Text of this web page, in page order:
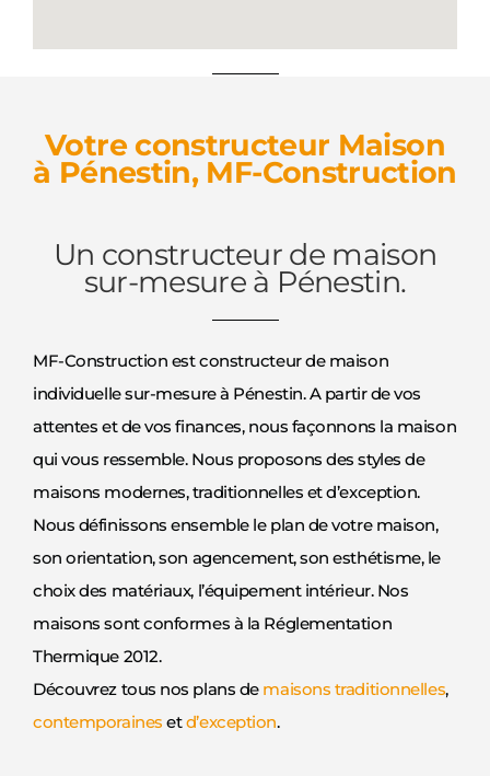
Votre constructeur Maison
à Pénestin, MF-Construction
Un constructeur de maison
sur-mesure à Pénestin.
MF-Construction est constructeur de maison
individuelle sur-mesure à Pénestin. A partir de vos
attentes et de vos finances, nous façonnons la maison
qui vous ressemble. Nous proposons des styles de
maisons modernes, traditionnelles et d’exception.
Nous définissons ensemble le plan de votre maison,
son orientation, son agencement, son esthétisme, le
choix des matériaux, l’équipement intérieur. Nos
maisons sont conformes à la Réglementation
Thermique 2012.
Découvrez tous nos plans de maisons traditionnelles,
contemporaines etd’exception.